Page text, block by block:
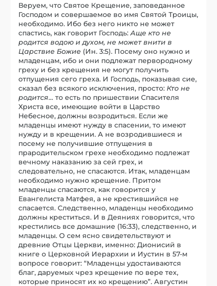
Веруем, что Святое Крещение, заповеданное
Господом и совершаемое во имя Святой Троицы,
необходимо. Ибо без него никто не может
спастись, как говорит Господь:Аще кто не
родится водою и духом, не может внити в
Царствие Божие (Ин. 3:5). Посему оно нужно и
младенцам, ибо и они подлежат первородному
греху и без крещения не могут получить
отпущения сего греха. И Господь, показывая сие,
сказал без всякого исключения, просто: Кто не
родится… то есть по пришествии Спасителя
Христа все, имеющие войти в Царство
Небесное, должны возродиться. Если же
младенцы имеют нужду в спасении, то имеют
нужду и в крещении. А не возродившиеся и
посему не получившие отпущения в
прародительском грехе необходимо подлежат
вечному наказанию за сей грех, и
следовательно, не спасаются. Итак, младенцам
необходимо нужно крещение. Притом
младенцы спасаются, как говорится у
Евангелиста Матфея, а не крестившийся не
спасается. Следственно, младенцы необходимо
должны креститься. И в Деяниях говорится, что
крестились все домашние (16:33), следственно, и
младенцы. О сем ясно свидетельствуют и
древние Отцы Церкви, именно: Дионисий в
книге о Церковной Иерархии и Иустин в 57-м
вопросе говорит: “Младенцы удостаиваются
благ, даруемых чрез крещение по вере тех,
которые приносят их ко крещению”. Августин